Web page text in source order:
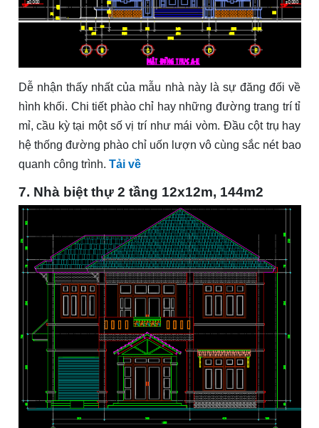
Dễ nhận thấy nhất của mẫu nhà này là sự đăng đối về
hình khối. Chi tiết phào chỉ hay những đường trang trí tỉ
mỉ, cầu kỳ tại một số vị trí như mái vòm. Đầu cột trụ hay
hệ thống đường phào chỉ uốn lượn vô cùng sắc nét bao
quanh công trình. Tải về
7. Nhà biệt thự 2 tầng 12x12m, 144m2